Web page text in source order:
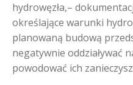
hydrowęzła,–
określające warunki
planowaną budową
negatywnie oddziaływać
powodować ich